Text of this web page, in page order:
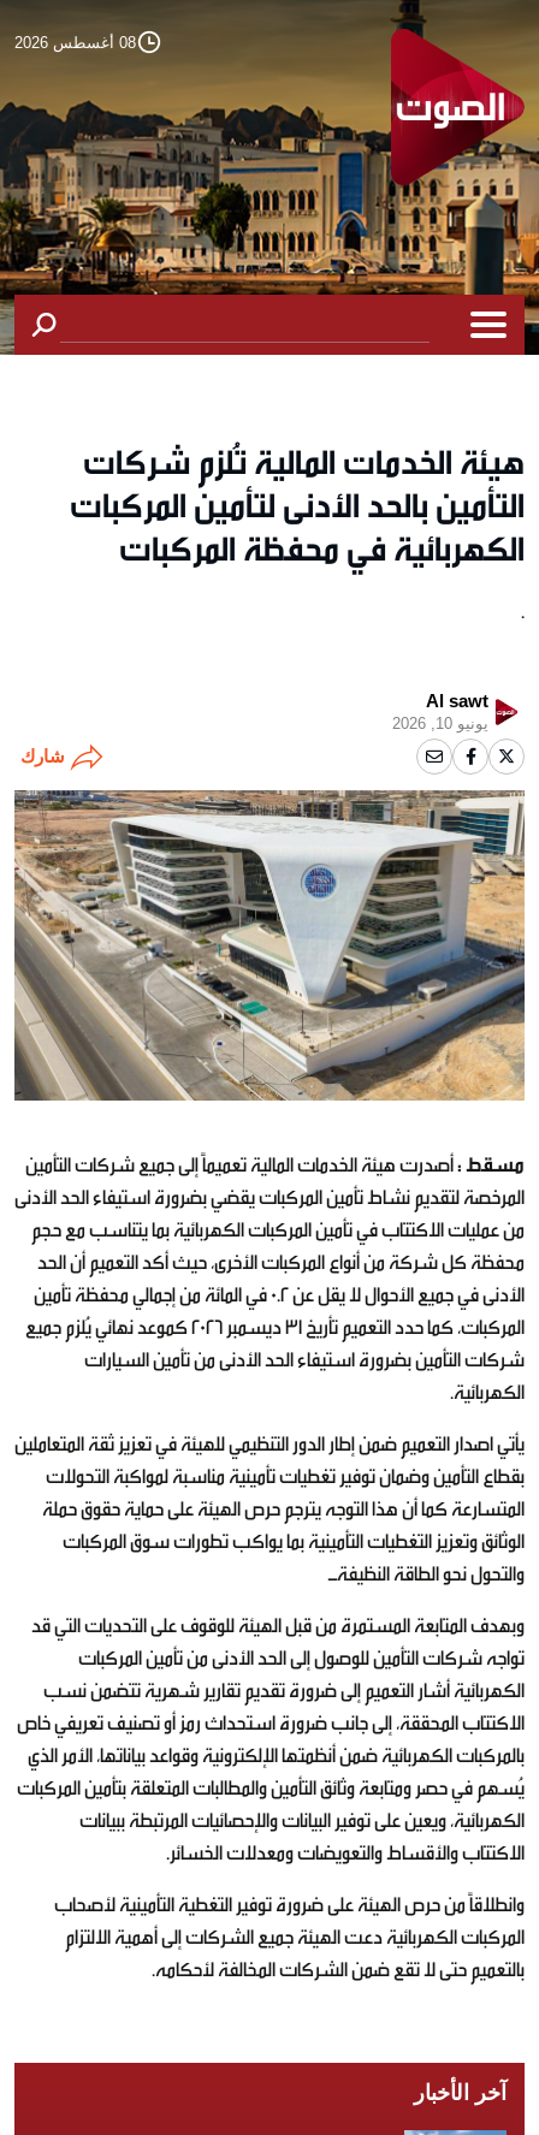
08 أغسطس 2026
هيئة الخدمات المالية تُلزم شركات
التأمين بالحد الأدنى لتأمين المركبات
الكهربائية في محفظة المركبات
.
Al sawt
يونيو 10, 2026
شارك
مسقط :أصدرت هيئة الخدمات المالية تعميماً إلى جميع شركات التأمين
المرخصة لتقديم نشاط تأمين المركبات يقضي بضرورة استيفاء الحد الأدنى
من عمليات الاكتتاب في تأمين المركبات الكهربائية بما يتناسب مع حجم
محفظة كل شركة من أنواع المركبات الأخرى، حيث أكد التعميم أن الحد
الأدنى في جميع الأحوال لا يقل عن 0.2 في المائة من إجمالي محفظة تأمين
المركبات، كما حدد التعميم تأريخ 31 ديسمبر 2026 كموعد نهائي يُلزم جميع
شركات التأمين بضرورة استيفاء الحد الأدنى من تأمين السيارات
الكهربائية.
يأتي اصدار التعميم ضمن إطار الدور التنظيمي للهيئة في تعزيز ثقة المتعاملين
بقطاع التأمين وضمان توفير تغطيات تأمينية مناسبة لمواكبة التحولات
المتسارعة كما أن هذا التوجه يترجم حرص الهيئة على حماية حقوق حملة
الوثائق وتعزيز التغطيات التأمينية بما يواكب تطورات سوق المركبات
والتحول نحو الطاقة النظيفةـ
وبهدف المتابعة المستمرة من قبل الهيئة للوقوف على التحديات التي قد
تواجه شركات التأمين للوصول إلى الحد الأدنى من تأمين المركبات
الكهربائية أشار التعميم إلى ضرورة تقديم تقارير شهرية تتضمن نسب
الاكتتاب المحققة، إلى جانب ضرورة استحداث رمز أو تصنيف تعريفي خاص
بالمركبات الكهربائية ضمن أنظمتها الإلكترونية وقواعد بياناتها، الأمر الذي
يُسهم في حصر ومتابعة وثائق التأمين والمطالبات المتعلقة بتأمين المركبات
الكهربائية، ويعين على توفير البيانات والإحصائيات المرتبطة ببيانات
الاكتتاب والأقساط والتعويضات ومعدلات الخسائر.
وانطلاقاً من حرص الهيئة على ضرورة توفير التغطية التأمينية لأصحاب
المركبات الكهربائية دعت الهيئة جميع الشركات إلى أهمية الالتزام
بالتعميم حتى لا تقع ضمن الشركات المخالفة لأحكامه.
آخر الأخبار